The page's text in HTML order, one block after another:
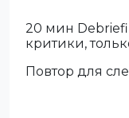
20 мин
критики,
Повтор для